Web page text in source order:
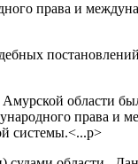
права и
области
права и
системы.<...p>